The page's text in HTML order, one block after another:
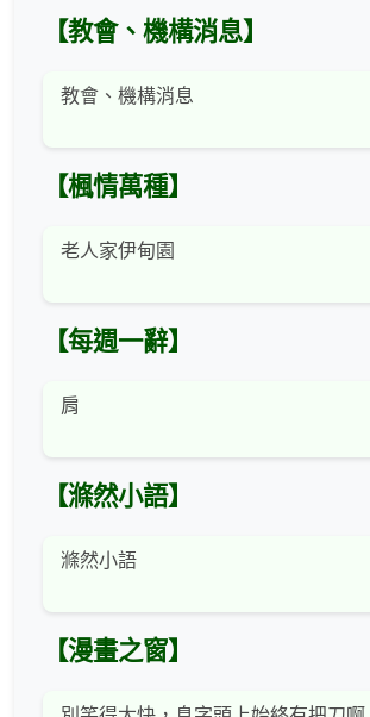
【教會、機構消息】
教會、機構消息
【楓情萬種】
老人家伊甸園
【每週一辭】
肩
【滌然小語】
滌然小語
【漫畫之窗】